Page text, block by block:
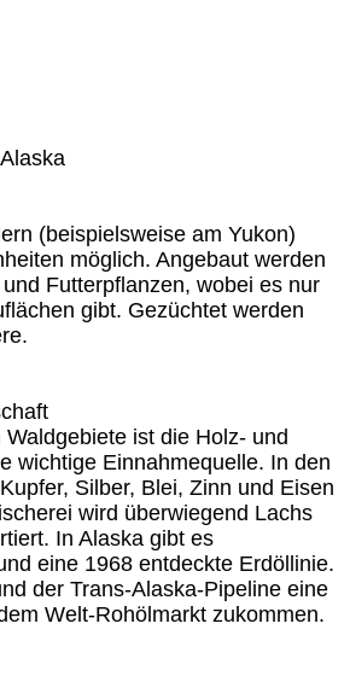
(beispielsweise am Yukon)
möglich. Angebaut werden
Futterpflanzen, wobei es nur
gibt. Gezüchtet werden
ist die Holz- und
wichtige Einnahmequelle. In den
Silber, Blei, Zinn und Eisen
wird überwiegend Lachs
In Alaska gibt es
eine 1968 entdeckte Erdöllinie.
der Trans-Alaska-Pipeline eine
Welt-Rohölmarkt zukommen.